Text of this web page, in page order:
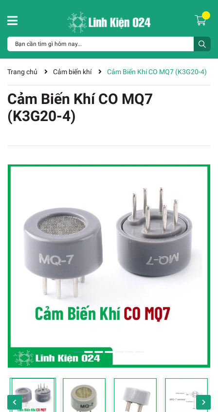
Trang chủ Cảm biến khí Cảm Biến Khí CO MQ7 (K3G20-4)
Cảm Biến Khí CO MQ7
(K3G20-4)